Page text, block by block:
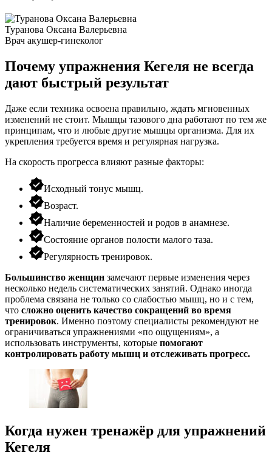
Туранова Оксана Валерьевна
Врач акушер-гинеколог
Почему упражнения Кегеля не всегда
дают быстрый результат
Даже если техника освоена правильно, ждать мгновенных
изменений не стоит. Мышцы тазового дна работают по тем же
принципам, что и любые другие мышцы организма. Для их
укрепления требуется время и регулярная нагрузка.
На скорость прогресса влияют разные факторы:
Исходный тонус мышц.
Возраст.
Наличие беременностей и родов в анамнезе.
Состояние органов полости малого таза.
Регулярность тренировок.
Большинство женщин замечают первые изменения через
несколько недель систематических занятий. Однако иногда
проблема связана не только со слабостью мышц, но и с тем,
что сложно оценить качество сокращений во время
тренировок. Именно поэтому специалисты рекомендуют не
ограничиваться упражнениями «по ощущениям», а
использовать инструменты, которые помогают
контролировать работу мышц и отслеживать прогресс.
Когда нужен тренажёр для упражнений
Кегеля